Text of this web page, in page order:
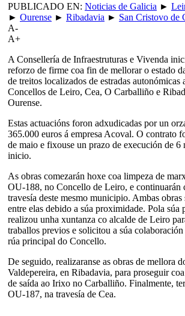
PUBLICADO EN: Noticias de Galicia ►
► Ourense ► Ribadavia ► San Cristovo de
A-
A+
A Consellería de Infraestruturas e Vivenda
reforzo de firme coa fin de mellorar o estado
de treitos localizados de estradas autonómicas
Concellos de Leiro, Cea, O Carballiño e
Ourense.
Estas actuacións foron adxudicadas por un
365.000 euros á empresa Acoval. O contrato
de maio e fixouse un prazo de execución de 6
inicio.
As obras comezarán hoxe coa limpeza de
OU-188, no Concello de Leiro, e continuarán
travesía deste mesmo municipio. Ambas obras
entre elas debido a súa proximidade. Pola súa
realizou unha xuntanza co alcalde de Leiro
traballos previos e solicitou a súa colaboración
rúa principal do Concello.
De seguido, realizaranse as obras de mellora
Valdepereira, en Ribadavia, para proseguir
de saída ao Irixo no Carballiño. Finalmente,
OU-187, na travesía de Cea.